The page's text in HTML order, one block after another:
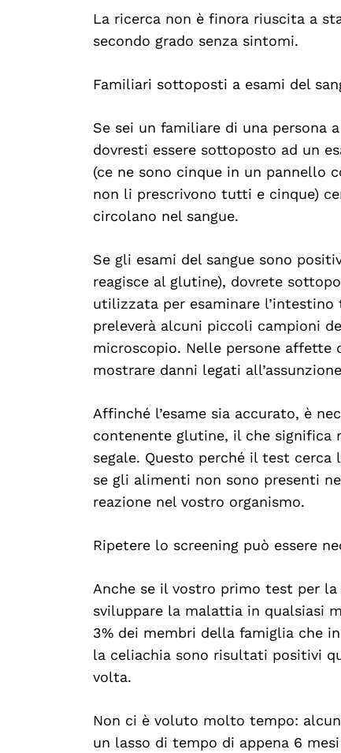
La ricerca non è finora riuscita a
secondo grado senza sintomi.
Familiari sottoposti a esami del
Se sei un familiare di una persona
dovresti essere sottoposto ad un
(ce ne sono cinque in un pannello
non li prescrivono tutti e cinque)
circolano nel sangue.
Se gli esami del sangue sono
reagisce al glutine), dovrete
utilizzata per esaminare l’intestino
preleverà alcuni piccoli campioni
microscopio. Nelle persone affette
mostrare danni legati
Affinché l’esame sia accurato, è
contenente glutine, il che significa
segale. Questo perché il test
se gli alimenti non sono presenti
reazione nel vostro organismo.
Ripetere lo screening può essere
Anche se il vostro primo test per
sviluppare la malattia in qualsiasi
3% dei membri della famiglia che
la celiachia sono risultati positivi
volta.
Non ci è voluto molto tempo:
un lasso di tempo di appena 6
Search
For: